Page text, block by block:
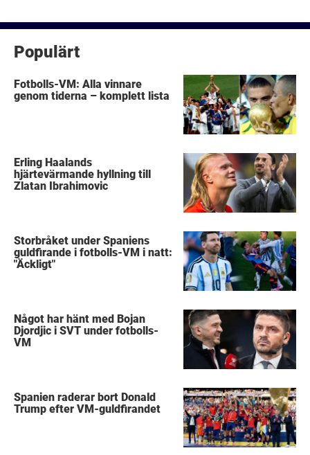
Populärt
Fotbolls-VM: Alla vinnare
genom tiderna – komplett lista
Erling Haalands
hjärtevärmande hyllning till
Zlatan Ibrahimovic
Storbråket under Spaniens
guldfirande i fotbolls-VM i natt:
"Äckligt"
Något har hänt med Bojan
Djordjic i SVT under fotbolls-
VM
Spanien raderar bort Donald
Trump efter VM-guldfirandet